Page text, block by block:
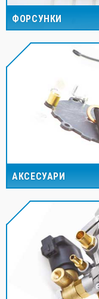
ФОРСУНКИ
АКСЕСУАРИ